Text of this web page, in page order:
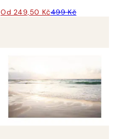
Od 249,50 Kč499 Kč